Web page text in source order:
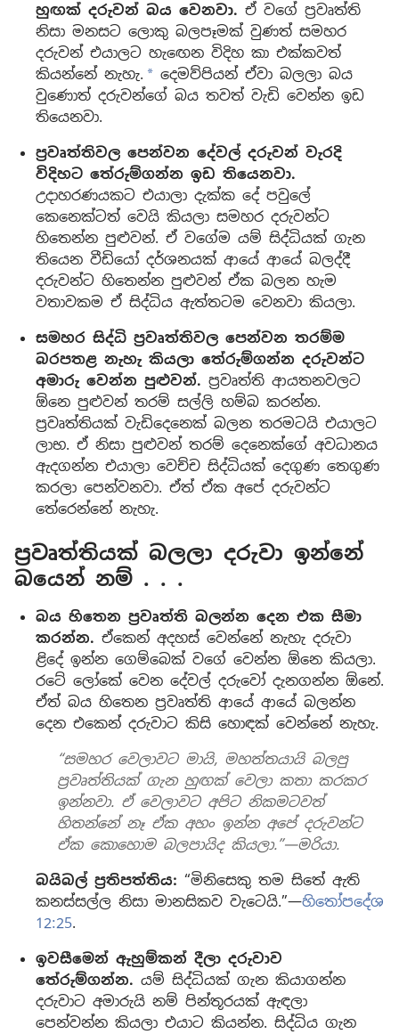
හුඟක් දරුවන් බය වෙනවා. ඒ වගේ ප්‍රවෘත්ති
නිසා මනසට ලොකු බලපෑමක් වුණත් සමහර
දරුවන් එයාලට හැඟෙන විදිහ කා එක්කවත්
කියන්නේ නැහැ. a දෙමව්පියන් ඒවා බලලා බය
වුණොත් දරුවන්ගේ බය තවත් වැඩි වෙන්න ඉඩ
තියෙනවා.
ප්‍රවෘත්තිවල පෙන්වන දේවල් දරුවන් වැරදි
විදිහට තේරුම්ගන්න ඉඩ තියෙනවා.
උදාහරණයකට එයාලා දැක්ක දේ පවුලේ
කෙනෙක්ටත් වෙයි කියලා සමහර දරුවන්ට
හිතෙන්න පුළුවන්. ඒ වගේම යම් සිද්ධියක් ගැන
තියෙන වීඩියෝ දර්ශනයක් ආයේ ආයේ බලද්දී
දරුවන්ට හිතෙන්න පුළුවන් ඒක බලන හැම
වතාවකම ඒ සිද්ධිය ඇත්තටම වෙනවා කියලා.
සමහර සිද්ධි ප්‍රවෘත්තිවල පෙන්වන තරම්ම
බරපතළ නැහැ කියලා තේරුම්ගන්න දරුවන්ට
අමාරු වෙන්න පුළුවන්. ප්‍රවෘත්ති ආයතනවලට
ඕනෙ පුළුවන් තරම් සල්ලි හම්බ කරන්න.
ප්‍රවෘත්තියක් වැඩිදෙනෙක් බලන තරමටයි එයාලට
ලාභ. ඒ නිසා පුළුවන් තරම් දෙනෙක්ගේ අවධානය
ඇදගන්න එයාලා වෙච්ච සිද්ධියක් දෙගුණ තෙගුණ
කරලා පෙන්වනවා. ඒත් ඒක අපේ දරුවන්ට
තේරෙන්නේ නැහැ.
ප්‍රවෘත්තියක් බලලා දරුවා ඉන්නේ
බයෙන් නම් . . .
බය හිතෙන ප්‍රවෘත්ති බලන්න දෙන එක සීමා
කරන්න. ඒකෙන් අදහස් වෙන්නේ නැහැ දරුවා
ළිදේ ඉන්න ගෙම්බෙක් වගේ වෙන්න ඕනෙ කියලා.
රටේ ලෝකේ වෙන දේවල් දරුවෝ දැනගන්න ඕනේ.
ඒත් බය හිතෙන ප්‍රවෘත්ති ආයේ ආයේ බලන්න
දෙන එකෙන් දරුවාට කිසි හොඳක් වෙන්නේ නැහැ.
“සමහර වෙලාවට මායි, මහත්තයායි බලපු
ප්‍රවෘත්තියක් ගැන හුඟක් වෙලා කතා කරකර
ඉන්නවා. ඒ වෙලාවට අපිට නිකමටවත්
හිතන්නේ නෑ ඒක අහං ඉන්න අපේ දරුවන්ට
ඒක කොහොම බලපායිද කියලා.”—මරියා.
බයිබල් ප්‍රතිපත්තිය: “මිනිසෙකු තම සිතේ ඇති
කනස්සල්ල නිසා මානසිකව වැටෙයි.”—හිතෝපදේශ
12:25.
ඉවසීමෙන් ඇහුම්කන් දීලා දරුවාව
තේරුම්ගන්න. යම් සිද්ධියක් ගැන කියාගන්න
දරුවාට අමාරුයි නම් පින්තූරයක් ඇඳලා
පෙන්වන්න කියලා එයාට කියන්න. සිද්ධිය ගැන